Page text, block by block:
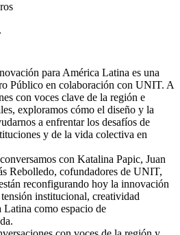
para América Latina es una
Público en colaboración con UNIT. A
con voces clave de la región e
exploramos cómo el diseño y la
a enfrentar los desafíos de
y de la vida colectiva en
con Katalina Papic, Juan
Rebolledo, cofundadores de UNIT,
reconfigurando hoy la innovación
institucional, creatividad
como espacio de